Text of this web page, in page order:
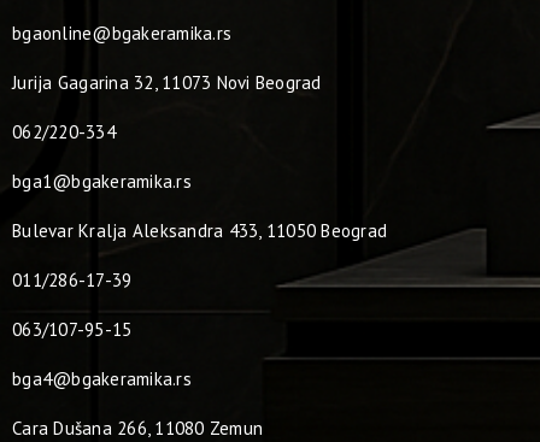
bgaonline@bgakeramika.rs
Jurija Gagarina 32, 11073 Novi Beograd
062/220-334
bga1@bgakeramika.rs
Bulevar Kralja Aleksandra 433, 11050 Beograd
011/286-17-39
063/107-95-15
bga4@bgakeramika.rs
Cara Dušana 266, 11080 Zemun